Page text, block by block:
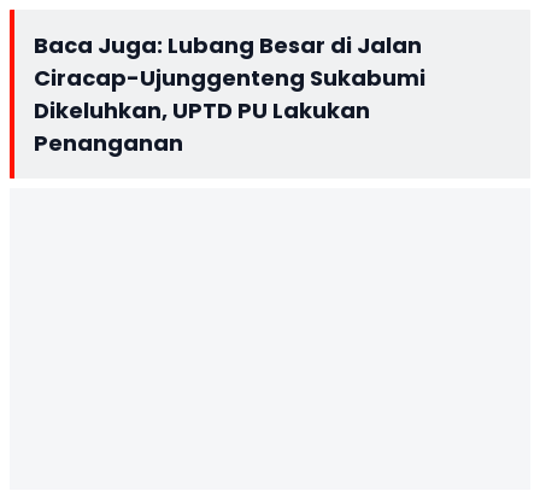
Baca Juga: Lubang Besar di Jalan
Ciracap-Ujunggenteng Sukabumi
Dikeluhkan, UPTD PU Lakukan
Penanganan